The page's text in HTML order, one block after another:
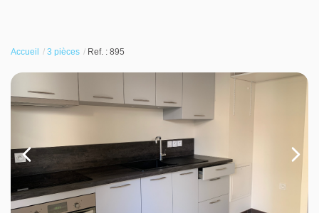
Vendre
Nos agences
Contact
Accueil 3 pièces Ref. : 895